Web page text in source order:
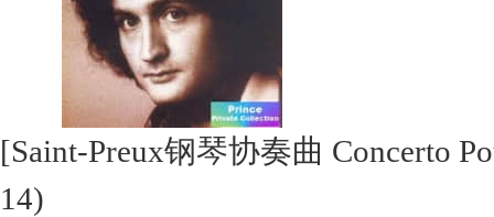
[Saint-Preux钢琴协奏曲 Concerto
14)